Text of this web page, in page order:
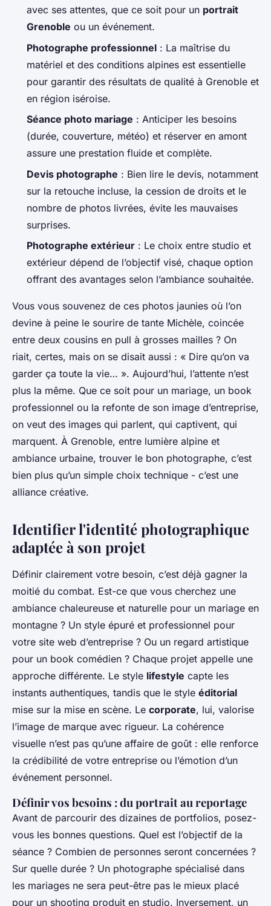
avec ses attentes, que ce soit pour un portrait
Grenoble ou un événement.
Photographe professionnel : La maîtrise du
matériel et des conditions alpines est essentielle
pour garantir des résultats de qualité à Grenoble et
en région iséroise.
Séance photo mariage : Anticiper les besoins
(durée, couverture, météo) et réserver en amont
assure une prestation fluide et complète.
Devis photographe : Bien lire le devis, notamment
sur la retouche incluse, la cession de droits et le
nombre de photos livrées, évite les mauvaises
surprises.
Photographe extérieur : Le choix entre studio et
extérieur dépend de l’objectif visé, chaque option
offrant des avantages selon l’ambiance souhaitée.
Vous vous souvenez de ces photos jaunies où l’on
devine à peine le sourire de tante Michèle, coincée
entre deux cousins en pull à grosses mailles ? On
riait, certes, mais on se disait aussi : « Dire qu’on va
garder ça toute la vie… ». Aujourd’hui, l’attente n’est
plus la même. Que ce soit pour un mariage, un book
professionnel ou la refonte de son image d’entreprise,
on veut des images qui parlent, qui captivent, qui
marquent. À Grenoble, entre lumière alpine et
ambiance urbaine, trouver le bon photographe, c’est
bien plus qu’un simple choix technique - c’est une
alliance créative.
Identifier l'identité photographique
adaptée à son projet
Définir clairement votre besoin, c’est déjà gagner la
moitié du combat. Est-ce que vous cherchez une
ambiance chaleureuse et naturelle pour un mariage en
montagne ? Un style épuré et professionnel pour
votre site web d’entreprise ? Ou un regard artistique
pour un book comédien ? Chaque projet appelle une
approche différente. Le style lifestyle capte les
instants authentiques, tandis que le style éditorial
mise sur la mise en scène. Le corporate, lui, valorise
l’image de marque avec rigueur. La cohérence
visuelle n’est pas qu’une affaire de goût : elle renforce
la crédibilité de votre entreprise ou l’émotion d’un
événement personnel.
Définir vos besoins : du portrait au reportage
Avant de parcourir des dizaines de portfolios, posez-
vous les bonnes questions. Quel est l’objectif de la
séance ? Combien de personnes seront concernées ?
Sur quelle durée ? Un photographe spécialisé dans
les mariages ne sera peut-être pas le mieux placé
pour un shooting produit en studio. Inversement, un